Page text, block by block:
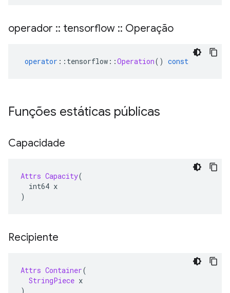
operador :: tensorflow :: Operação
operator :: tensorflow ::Operation() const
Funções estáticas públicas
Capacidade
Attrs Capacity(
int64 x
)
Recipiente
Attrs Container(
StringPiece x
)